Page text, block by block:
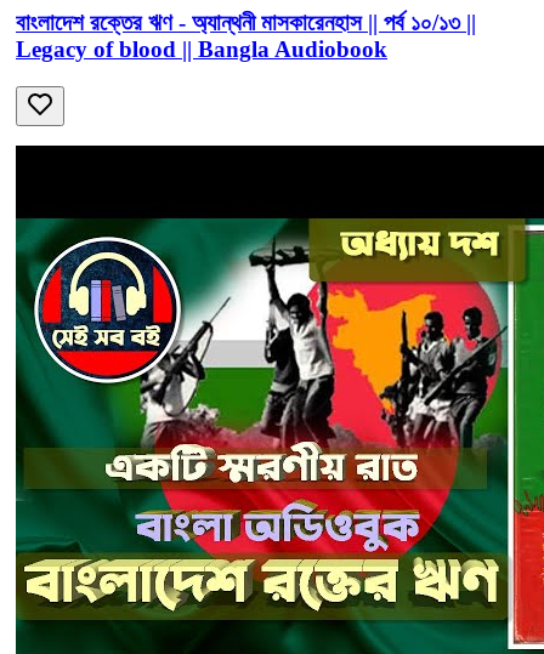
বাংলাদেশ রক্তের ঋণ - অ্যান্থনী মাসকারেনহাস || পর্ব ১০/১৩ ||
Legacy of blood || Bangla Audiobook